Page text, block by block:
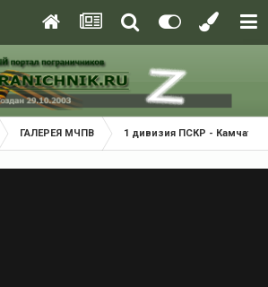
ГАЛЕРЕЯ МЧПВ 1 дивизия ПСКР - Камчатка